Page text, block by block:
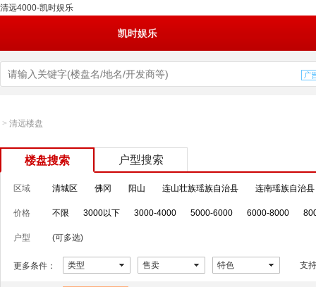
清远4000-凯时娱乐
凯时娱乐
> 清远楼盘
楼盘搜索 户型搜索
区域 清城区 佛冈 阳山 连山壮族瑶族自治县 连南瑶族自治县
价格 不限 3000以下 3000-4000 5000-6000 6000-8000
户型 (可多选)
更多条件： 类型 售卖 特色 支